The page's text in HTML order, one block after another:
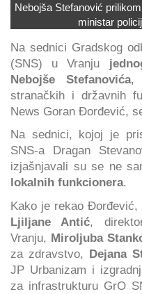
Nebojša Stefanović
ministar
Na sednici Gradskog
(SNS) u Vranju
Nebojše Stefanovića,
stranačkih i državnih
News Goran Đorđević,
Na sednici, kojoj je
SNS-a Dragan
izjašnjavali su se ne
lokalnih funkcionera.
Kako je rekao Đorđević,
Ljiljane Antić,
Vranju, Miroljuba
za zdravstvo, Dejana
JP Urbanizam i
za infrastrukturu GrO